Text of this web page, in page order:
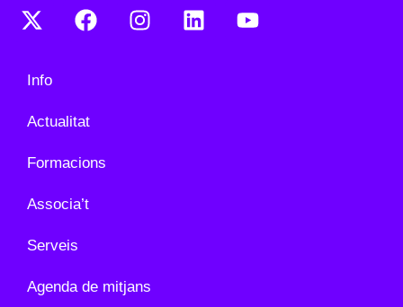
Info
Actualitat
Formacions
Associa’t
Serveis
Agenda de mitjans